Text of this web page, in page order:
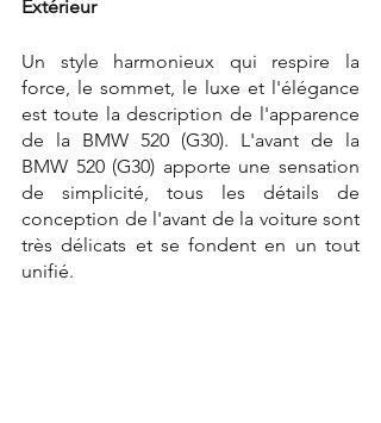
Extérieur
Un style harmonieux qui respire la
force, le sommet, le luxe et l'élégance
est toute la description de l'apparence
de la BMW 520 (G30). L'avant de la
BMW 520 (G30) apporte une sensation
de simplicité, tous les détails de
conception de l'avant de la voiture sont
très délicats et se fondent en un tout
unifié.